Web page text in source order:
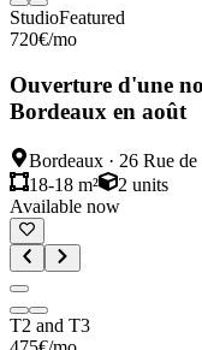
StudioFeatured
720€/mo
Ouverture d'une
Bordeaux en août
Bordeaux · 26 Rue
18-18 m²
2 units
Available now
T2 and T3